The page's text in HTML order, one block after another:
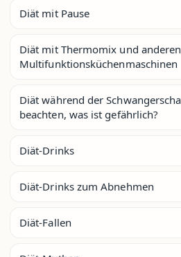
Diät mit Pause
Diät mit Thermomix und anderen
Multifunktionsküchenmaschinen
Diät während der
beachten, was ist gefährlich?
Diät-Drinks
Diät-Drinks zum Abnehmen
Diät-Fallen